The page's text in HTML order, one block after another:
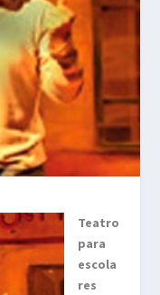
Teatro
para
escola
res